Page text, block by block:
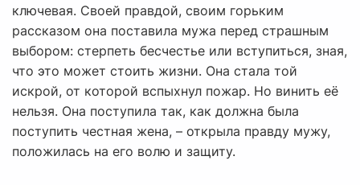
ключевая. Своей правдой, своим горьким
рассказом она поставила мужа перед страшным
выбором: стерпеть бесчестье или вступиться, зная,
что это может стоить жизни. Она стала той
искрой, от которой вспыхнул пожар. Но винить её
нельзя. Она поступила так, как должна была
поступить честная жена, – открыла правду мужу,
положилась на его волю и защиту.